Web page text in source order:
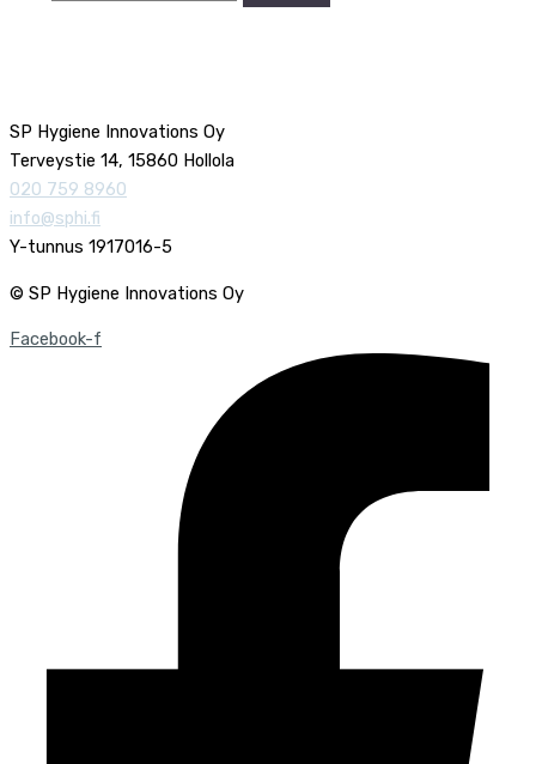
SP Hygiene Innovations Oy
Terveystie 14, 15860 Hollola
020 759 8960
info@sphi.fi
Y-tunnus 1917016-5
© SP Hygiene Innovations Oy
Facebook-f